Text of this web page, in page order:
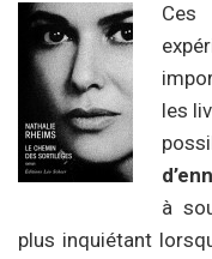
Ces
les
à
plus inquiétant